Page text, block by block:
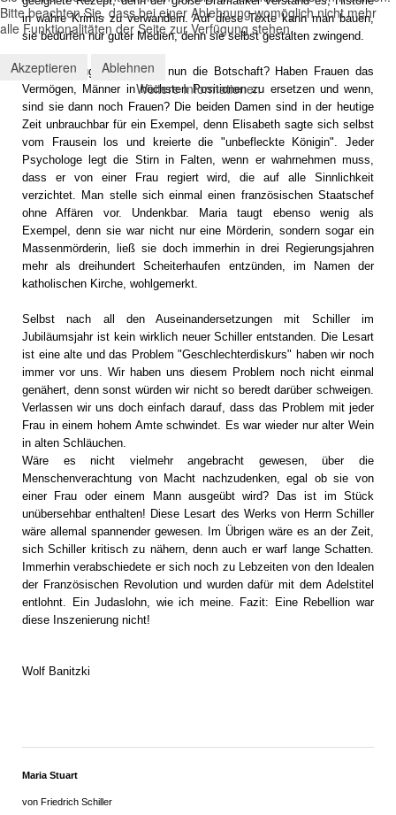
in wahre Krimis zu verwandeln. Auf diese Texte kann man bauen,
sie bedürfen nur guter Medien, denn sie selbst gestalten zwingend.
Wie überzeugend ist denn nun die Botschaft? Haben Frauen das
Vermögen, Männer in höchsten Positionen zu ersetzen und wenn,
sind sie dann noch Frauen? Die beiden Damen sind in der heutige
Zeit unbrauchbar für ein Exempel, denn Elisabeth sagte sich selbst
vom Frausein los und kreierte die "unbefleckte Königin". Jeder
Psychologe legt die Stirn in Falten, wenn er wahrnehmen muss,
dass er von einer Frau regiert wird, die auf alle Sinnlichkeit
verzichtet. Man stelle sich einmal einen französischen Staatschef
ohne Affären vor. Undenkbar. Maria taugt ebenso wenig als
Exempel, denn sie war nicht nur eine Mörderin, sondern sogar ein
Massenmörderin, ließ sie doch immerhin in drei Regierungsjahren
mehr als dreihundert Scheiterhaufen entzünden, im Namen der
katholischen Kirche, wohlgemerkt.
Selbst nach all den Auseinandersetzungen mit Schiller im
Jubiläumsjahr ist kein wirklich neuer Schiller entstanden. Die Lesart
ist eine alte und das Problem "Geschlechterdiskurs" haben wir noch
immer vor uns. Wir haben uns diesem Problem noch nicht einmal
genähert, denn sonst würden wir nicht so beredt darüber schweigen.
Verlassen wir uns doch einfach darauf, dass das Problem mit jeder
Frau in einem hohem Amte schwindet. Es war wieder nur alter Wein
in alten Schläuchen.
Wäre es nicht vielmehr angebracht gewesen, über die
Menschenverachtung von Macht nachzudenken, egal ob sie von
einer Frau oder einem Mann ausgeübt wird? Das ist im Stück
unübersehbar enthalten! Diese Lesart des Werks von Herrn Schiller
wäre allemal spannender gewesen. Im Übrigen wäre es an der Zeit,
sich Schiller kritisch zu nähern, denn auch er warf lange Schatten.
Immerhin verabschiedete er sich noch zu Lebzeiten von den Idealen
der Französischen Revolution und wurden dafür mit dem Adelstitel
entlohnt. Ein Judaslohn, wie ich meine. Fazit: Eine Rebellion war
diese Inszenierung nicht!
Wolf Banitzki
Maria Stuart
von Friedrich Schiller
Bitte beachten Sie, dass bei einer Ablehnung womöglich nicht mehr
alle Funktionalitäten der Seite zur Verfügung stehen.
Akzeptieren
Ablehnen
Weitere Informationen